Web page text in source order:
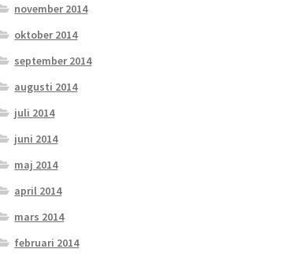
november 2014
oktober 2014
september 2014
augusti 2014
juli 2014
juni 2014
maj 2014
april 2014
mars 2014
februari 2014